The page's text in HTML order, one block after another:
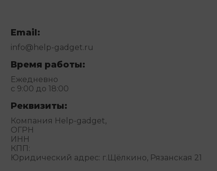
Email:
info@help-gadget.ru
Время работы:
Ежедневно
с 9:00 до 18:00
Реквизиты:
Компания Help-gadget,
ОГРН
ИНН
КПП:
Юридический адрес: г.Щёлкино, Рязанская 21